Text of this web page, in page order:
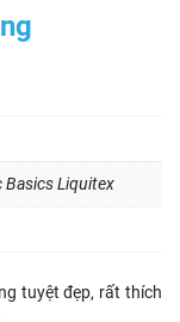
Basics Liquitex
tuyệt đẹp, rất thích